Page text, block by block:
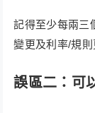
記得至少每兩三
變更及利率/規則
誤區二：可